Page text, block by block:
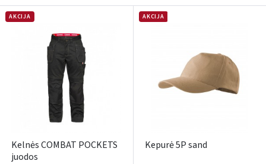
AKCIJA
Kelnės COMBAT POCKETS
juodos
AKCIJA
Kepurė 5P sand
Pamiršote slaptažodį?
Google